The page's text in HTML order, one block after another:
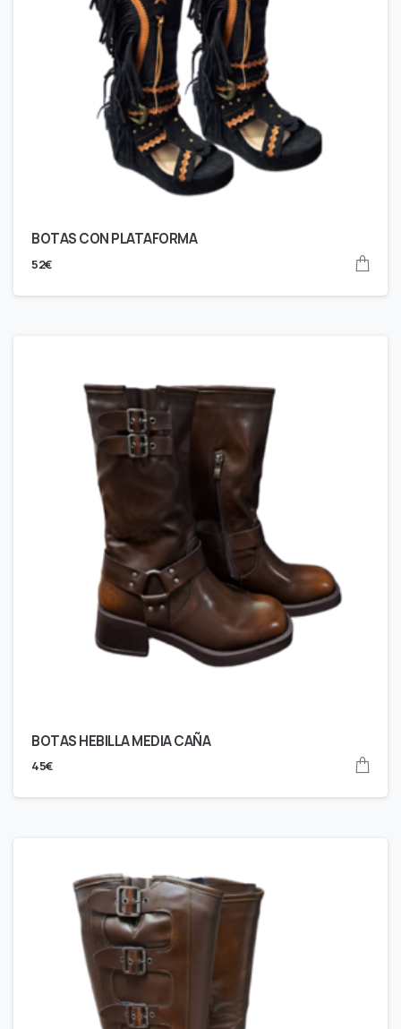
BOTAS CON PLATAFORMA
52€
BOTAS HEBILLA MEDIA CAÑA
45€